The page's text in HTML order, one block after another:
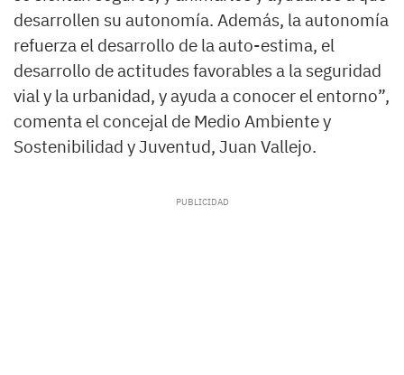
desarrollen su autonomía. Además, la autonomía
refuerza el desarrollo de la auto-estima, el
desarrollo de actitudes favorables a la seguridad
vial y la urbanidad, y ayuda a conocer el entorno”,
comenta el concejal de Medio Ambiente y
Sostenibilidad y Juventud, Juan Vallejo.